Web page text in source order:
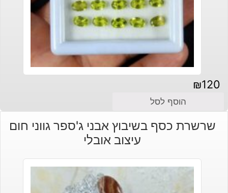
₪120
הוסף לסל
שרשרת כסף בשיבוץ אבני ג'ספר גווני חום
עיצוב אובלי